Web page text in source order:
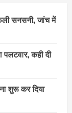
सनसनी, जांच में
पलटवार, कही दी
शुरू कर दिया